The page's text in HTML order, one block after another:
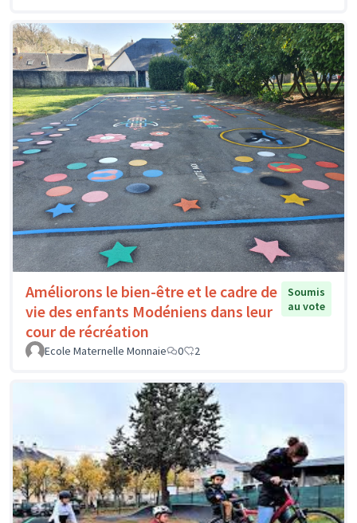
Améliorons le bien-être et le cadre de
vie des enfants Modéniens dans leur
cour de récréation
Soumis
au vote
Ecole Maternelle Monnaie 0 2